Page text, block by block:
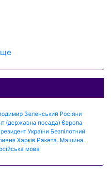
Зеленський Росіяни
(державна посада) Європа
України Безпілотний
Харків Ракета. Машина.
мова